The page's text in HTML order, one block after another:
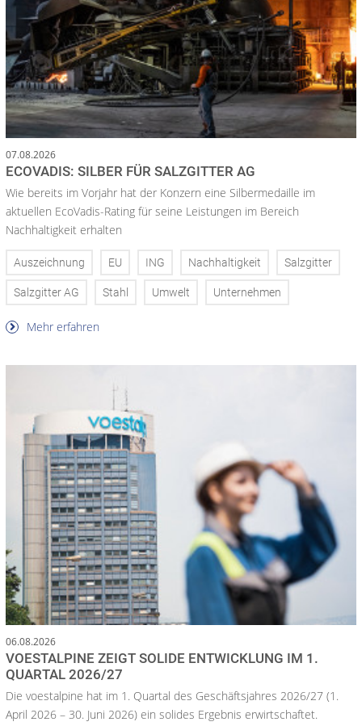
07.08.2026
ECOVADIS: SILBER FÜR SALZGITTER AG
Wie bereits im Vorjahr hat der Konzern eine Silbermedaille im
aktuellen EcoVadis-Rating für seine Leistungen im Bereich
Nachhaltigkeit erhalten
Auszeichnung EU ING Nachhaltigkeit Salzgitter
Salzgitter AG Stahl Umwelt Unternehmen
Mehr erfahren
06.08.2026
VOESTALPINE ZEIGT SOLIDE ENTWICKLUNG IM 1.
QUARTAL 2026/27
Die voestalpine hat im 1. Quartal des Geschäftsjahres 2026/27 (1.
April 2026 – 30. Juni 2026) ein solides Ergebnis erwirtschaftet.